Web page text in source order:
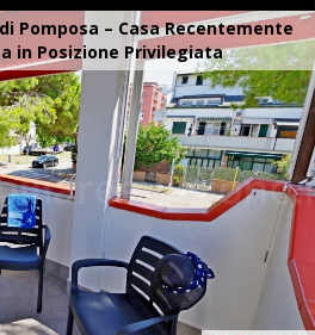
Pomposa – Casa Recentemente
in Posizione Privilegiata